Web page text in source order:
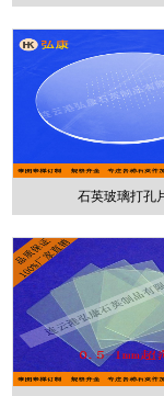
石英玻璃打孔